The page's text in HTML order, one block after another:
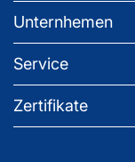
Unternhemen
Service
Zertifikate